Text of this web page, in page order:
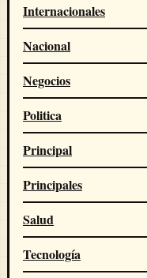
Internacionales
Nacional
Negocios
Politica
Principal
Principales
Salud
Tecnología